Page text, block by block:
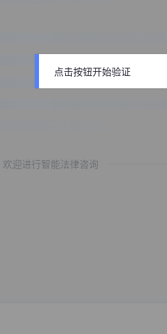
欢迎进行智能法律咨询
点击按钮开始验证